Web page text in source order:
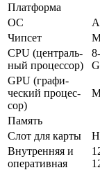
Платформа
ОС
Чипсет
CPU (централь­
ный процес­сор)
GPU (графи­
ческий процес­
сор)
Память
Слот для карты
Внутрен­няя и
опера­тивная